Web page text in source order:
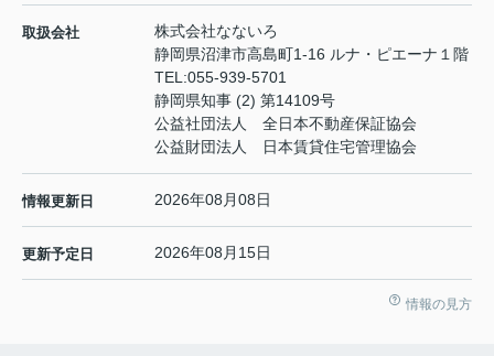
取扱会社
株式会社なないろ
静岡県沼津市高島町1-16 ルナ・ピエーナ１階
TEL:055-939-5701
静岡県知事 (2) 第14109号
公益社団法人 全日本不動産保証協会
公益財団法人 日本賃貸住宅管理協会
情報更新日 2026年08月08日
更新予定日 2026年08月15日
情報の見方